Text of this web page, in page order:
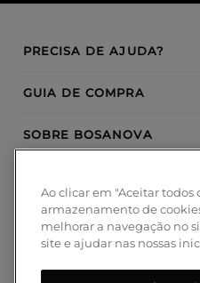
PRECISA DE AJUDA?
GUIA DE COMPRA
SOBRE BOSANOVA
MÉTODOS DE
Ao clicar em "Aceitar todos
armazenamento de
melhorar a navegação no
site e ajudar nas nossas